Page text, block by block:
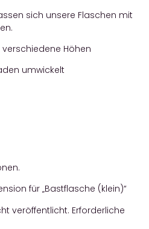
sich unsere Flaschen mit
verschiedene Höhen
umwickelt
für „Bastflasche (klein)“
veröffentlicht. Erforderliche